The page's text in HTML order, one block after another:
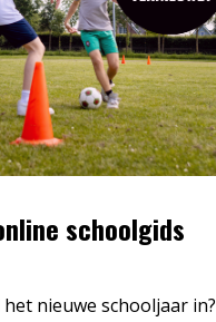
schoolgids
nieuwe schooljaar in?